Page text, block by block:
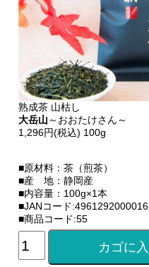
熟成茶 山枯し
大岳山 ～おおたけさん～
1,296円(税込) 100g
■原材料：茶（煎茶）
■産 地：静岡産
■内容量：100g×1本
■JANコード:4961292000016
■商品コード:55